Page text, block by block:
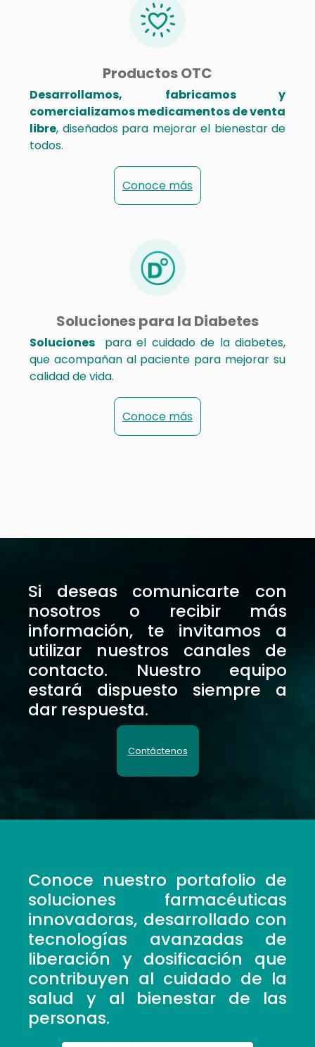
Productos OTC
Desarrollamos, fabricamos y
comercializamos medicamentos de venta
libre, diseñados para mejorar el bienestar de
todos.
Conoce más
Soluciones para la Diabetes
Soluciones
para el cuidado de la diabetes,
que acompañan al paciente para mejorar su
calidad de vida.
Conoce más
Si deseas comunicarte con
nosotros o recibir más
información, te invitamos a
utilizar nuestros canales de
contacto. Nuestro equipo
estará dispuesto siempre a
dar respuesta.
Contáctenos
Conoce nuestro portafolio de
soluciones farmacéuticas
innovadoras, desarrollado con
tecnologías avanzadas de
liberación y dosificación que
contribuyen al cuidado de la
salud y al bienestar de las
personas.